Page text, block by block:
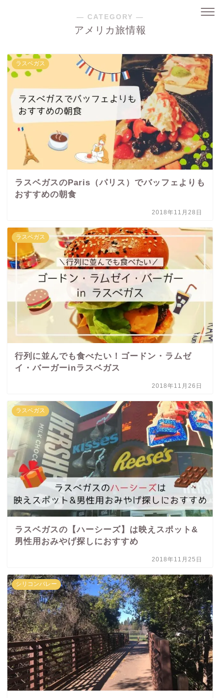
― CATEGORY ―
アメリカ旅情報
ラスベガス
ラスベガスのParis（パリス）でバッフェよりも
おすすめの朝食
2018年11月28日
ラスベガス
行列に並んでも食べたい！ゴードン・ラムゼ
イ・バーガーinラスベガス
2018年11月26日
ラスベガス
ラスベガスの【ハーシーズ】は映えスポット&
男性用おみやげ探しにおすすめ
2018年11月25日
シリコンバレー